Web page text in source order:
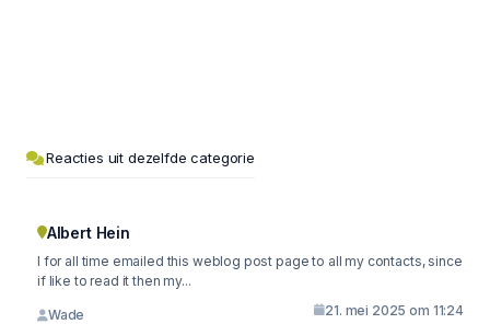
Reacties uit dezelfde categorie
Albert Hein
I for all time emailed this weblog post page to all my contacts, since
if like to read it then my...
Wade 21. mei 2025 om 11:24